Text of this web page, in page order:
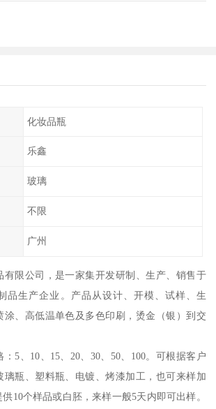
化妆品瓶
乐鑫
玻璃
不限
广州
有限公司，是一家集开发研制、生产、销售于
品生产企业。产品从设计、开模、试样、生
涂、高低温单色及多色印刷，烫金（银）到交
5、10、15、20、30、50、100。可根据客户
璃瓶、塑料瓶、电镀、烤漆加工，也可来样加
10个样品或白胚，来样一般5天内即可出样。